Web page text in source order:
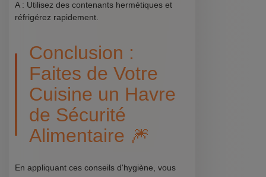
A : Utilisez des contenants hermétiques et
réfrigérez rapidement.
Conclusion :
Faites de Votre
Cuisine un Havre
de Sécurité
Alimentaire 🎆
En appliquant ces conseils d'hygiène, vous